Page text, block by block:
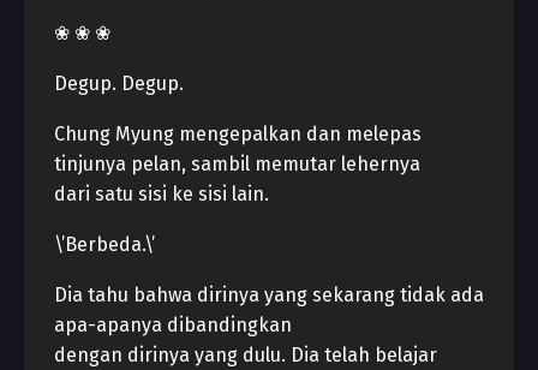
❀ ❀ ❀
Degup. Degup.
Chung Myung mengepalkan dan melepas
tinjunya pelan, sambil memutar lehernya
dari satu sisi ke sisi lain.
\’Berbeda.\’
Dia tahu bahwa dirinya yang sekarang tidak ada
apa-apanya dibandingkan
dengan dirinya yang dulu. Dia telah belajar